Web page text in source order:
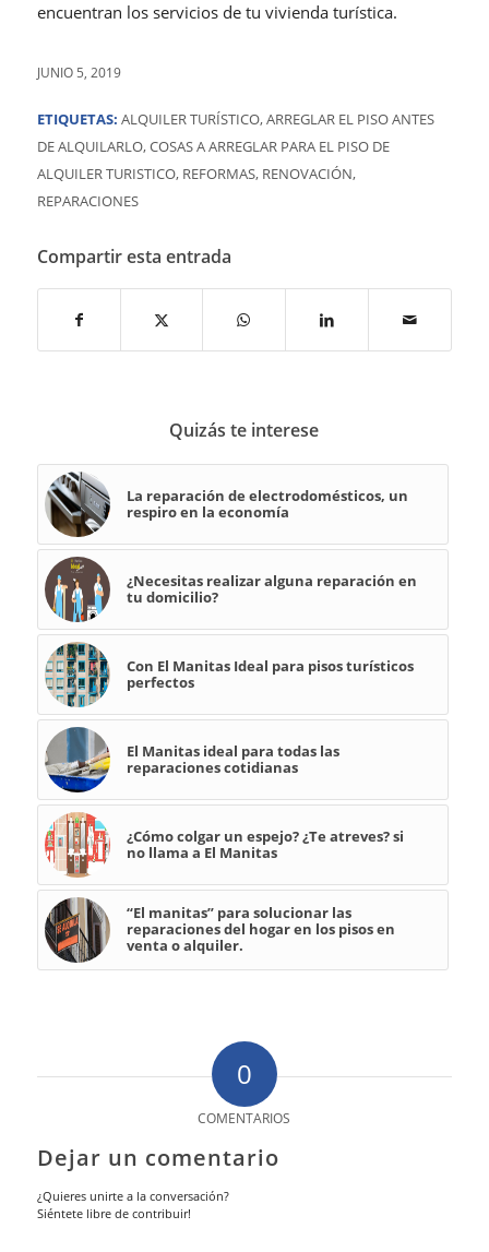
encuentran los servicios de tu vivienda turística.
JUNIO 5, 2019
ETIQUETAS: ALQUILER TURÍSTICO,ARREGLAR EL PISO ANTES
DE ALQUILARLO,COSAS A ARREGLAR PARA EL PISO DE
ALQUILER TURISTICO, REFORMAS, RENOVACIÓN,
REPARACIONES
Compartir esta entrada
Quizás te interese
La reparación de electrodomésticos, un
respiro en la economía
¿Necesitas realizar alguna reparación en
tu domicilio?
Con El Manitas Ideal para pisos turísticos
perfectos
El Manitas ideal para todas las
reparaciones cotidianas
¿Cómo colgar un espejo? ¿Te atreves? si
no llama a El Manitas
“El manitas” para solucionar las
reparaciones del hogar en los pisos en
venta o alquiler.
0
COMENTARIOS
Dejar un comentario
¿Quieres unirte a la conversación?
Siéntete libre de contribuir!